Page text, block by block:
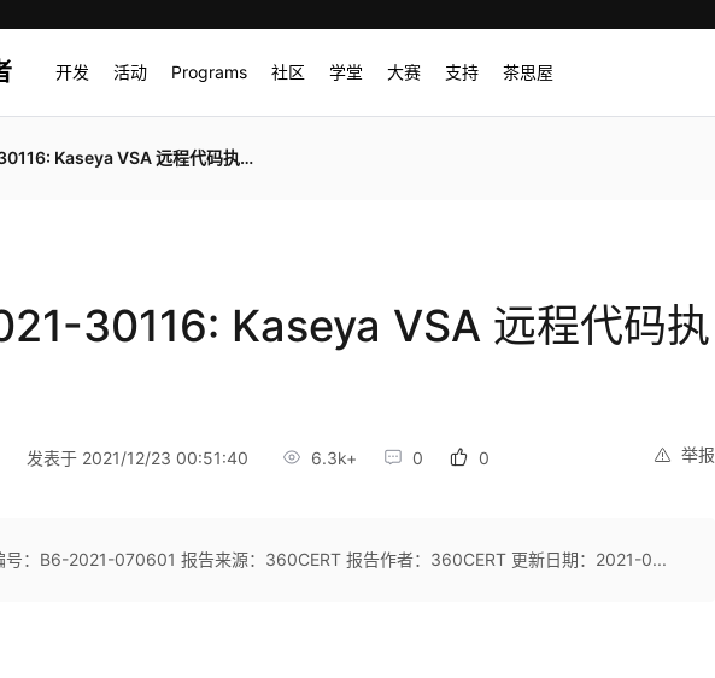
开发 活动 Programs 社区 学堂 大赛 支持 茶思屋
Kaseya VSA 远程代码执行漏洞
30116: Kaseya VSA 远程代码执
举报
发表于 2021/12/23 00:51:40 6.3k+ 0 0
号：B6-2021-070601 报告来源：360CERT 报告作者：360CERT 更新日期：2021-0...